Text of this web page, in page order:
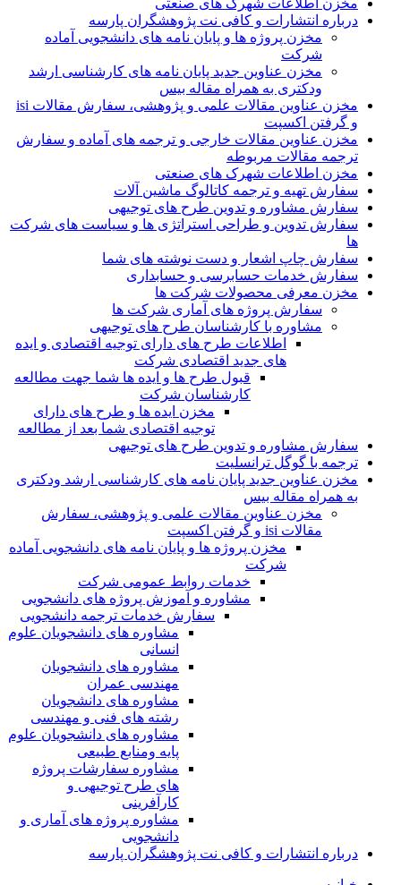
درباره انتشارات و کافی نت پژوهشگران پارسه
مخزن پروژه ها و پایان نامه های دانشجویی آماده
شرکت
مخزن عناوین جدید پایان نامه های کارشناسی ارشد
ودکتری به همراه مقاله بیس
مخزن عناوین مقالات علمی و پژوهشی، سفارش مقالات isi
و گرفتن اکسپت
مخزن عناوین مقالات خارجی و ترجمه های آماده و سفارش
ترجمه مقالات مربوطه
مخزن اطلاعات شهرک های صنعتی
سفارش تهیه و ترجمه کاتالوگ ماشین آلات
سفارش مشاوره و تدوین طرح های توجیهی
سفارش تدوین و طراحی استراتژی ها و سیاست های شرکت
ها
سفارش چاپ اشعار و دست نوشته های شما
سفارش خدمات حسابرسی و حسابداری
مخزن معرفی محصولات شرکت ها
سفارش پروژه های آماری شرکت ها
مشاوره با کارشناسان طرح های توجیهی
اطلاعات طرح های دارای توجیه اقتصادی و ایده
های جدید اقتصادی شرکت
قبول طرح ها و ایده ها شما جهت مطالعه
کارشناسان شرکت
مخزن ایده ها و طرح های دارای
توجیه اقتصادی شما بعد از مطالعه
سفارش مشاوره و تدوین طرح های توجیهی
ترجمه با گوگل ترانسلیت
مخزن عناوین جدید پایان نامه های کارشناسی ارشد ودکتری
به همراه مقاله بیس
مخزن عناوین مقالات علمی و پژوهشی، سفارش
مقالات isi و گرفتن اکسپت
مخزن پروژه ها و پایان نامه های دانشجویی آماده
شرکت
خدمات روابط عمومی شرکت
مشاوره و آموزش پروژه های دانشجویی
سفارش خدمات ترجمه دانشجویی
مشاوره های دانشجویان علوم
انسانی
مشاوره های دانشجویان
مهندسی عمران
مشاوره های دانشجویان
رشته های فنی و مهندسی
مشاوره های دانشجویان علوم
پایه ومنابع طبیعی
مشاوره سفارشات پروژه
های طرح توجیهی و
کارآفرینی
مشاوره پروژه های آماری و
دانشجویی
درباره انتشارات و کافی نت پژوهشگران پارسه